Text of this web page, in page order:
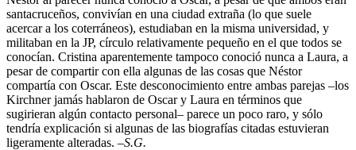
santacruceños, convivían en una ciudad extraña (lo que suele
acercar a los coterráneos), estudiaban en la misma universidad, y
militaban en la JP, círculo relativamente pequeño en el que todos se
conocían. Cristina aparentemente tampoco conoció nunca a Laura, a
pesar de compartir con ella algunas de las cosas que Néstor
compartía con Oscar. Este desconocimiento entre ambas parejas –los
Kirchner jamás hablaron de Oscar y Laura en términos que
sugirieran algún contacto personal– parece un poco raro, y sólo
tendría explicación si algunas de las biografías citadas estuvieran
ligeramente alteradas. –S.G.